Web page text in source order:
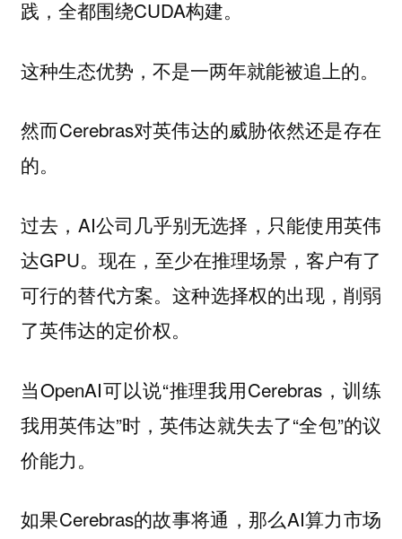
践，全都围绕CUDA构建。
这种生态优势，不是一两年就能被追上的。
然而Cerebras对英伟达的威胁依然还是存在
的。
过去，AI公司几乎别无选择，只能使用英伟
达GPU。现在，至少在推理场景，客户有了
可行的替代方案。这种选择权的出现，削弱
了英伟达的定价权。
当OpenAI可以说“推理我用Cerebras，训练
我用英伟达”时，英伟达就失去了“全包”的议
价能力。
如果Cerebras的故事将通，那么AI算力市场